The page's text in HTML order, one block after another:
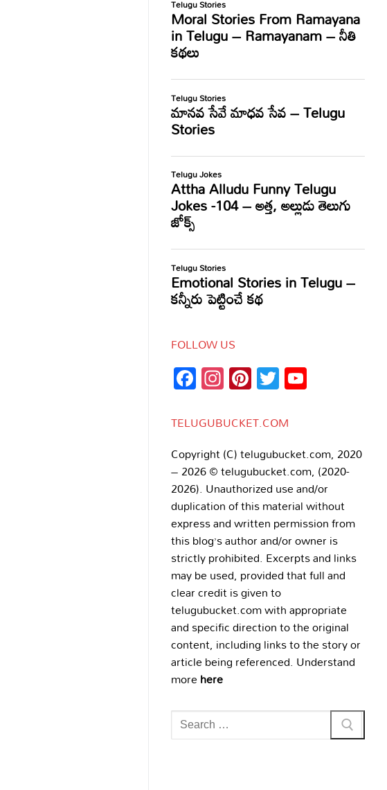
FOLLOW US
Facebook
Instagram
Pinterest
Twitter
TELUGUBUCKET.COM
Copyright (C) telugubucket.com, 2020
– 2026 © telugubucket.com, (2020-
2026). Unauthorized use and/or
duplication of this material without
express and written permission from
this blog’s author and/or owner is
strictly prohibited. Excerpts and links
may be used, provided that full and
clear credit is given to
telugubucket.com with appropriate
and specific direction to the original
content, including links to the story or
article being referenced. Understand
morehere
Search
for: